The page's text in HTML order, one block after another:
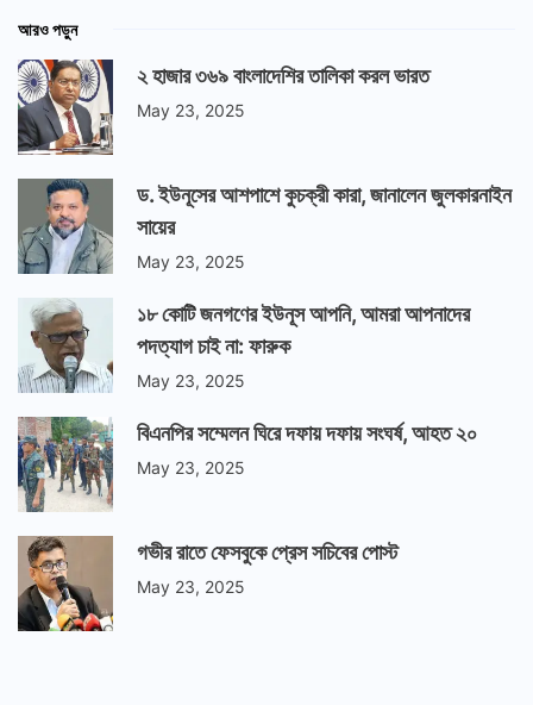
আরও পড়ুন
২ হাজার ৩৬৯ বাংলাদেশির তালিকা করল ভারত
May 23, 2025
ড. ইউনূসের আশপাশে কুচক্রী কারা, জানালেন জুলকারনাইন
সায়ের
May 23, 2025
১৮ কোটি জনগণের ইউনূস আপনি, আমরা আপনাদের
পদত্যাগ চাই না: ফারুক
May 23, 2025
বিএনপির সম্মেলন ঘিরে দফায় দফায় সংঘর্ষ, আহত ২০
May 23, 2025
গভীর রাতে ফেসবুকে প্রেস সচিবের পোস্ট
May 23, 2025